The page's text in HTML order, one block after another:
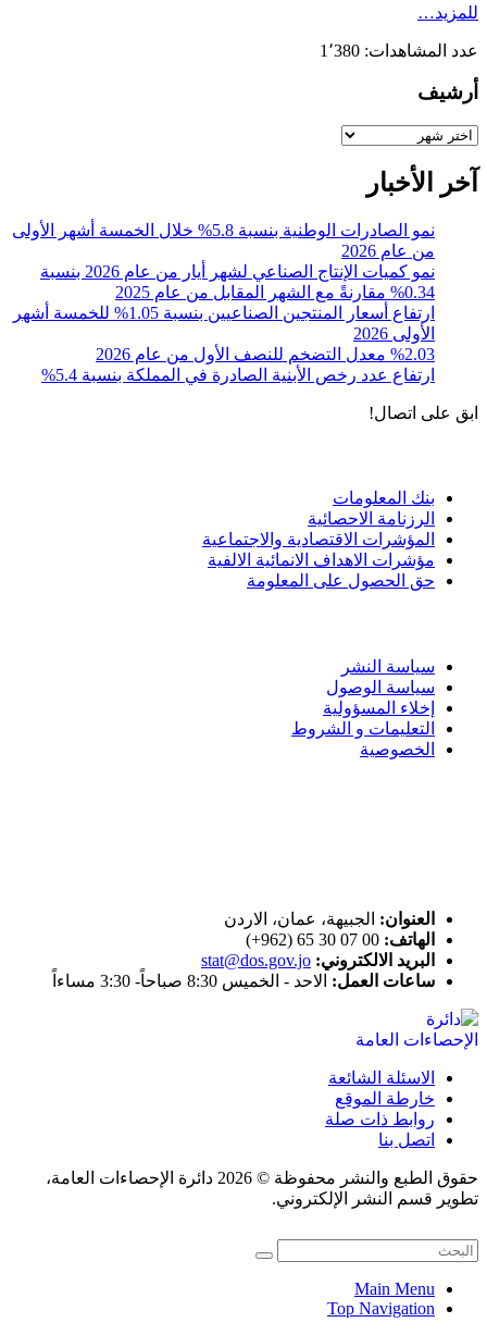
للمزيد…
عدد المشاهدات: 1٬380
أرشيف
أرشيف
آخر الأخبار
نمو الصادرات الوطنية بنسبة 5.8% خلال الخمسة أشهر الأولى
من عام 2026
نمو كميات الإنتاج الصناعي لشهر أيار من عام 2026 بنسبة
0.34% مقارنةً مع الشهر المقابل من عام 2025
ارتفاع أسعار المنتجين الصناعيين بنسبة 1.05% للخمسة أشهر
الأولى 2026
%2.03 معدل التضخم للنصف الأول من عام 2026
ارتفاع عدد رخص الأبنية الصادرة في المملكة بنسبة 5.4%
ابق على اتصال!
بنك المعلومات
الرزنامة الاحصائية
المؤشرات الاقتصادية والاجتماعية
مؤشرات الاهداف الانمائية الالفية
حق الحصول على المعلومة
سياسة النشر
سياسة الوصول
إخلاء المسؤولية
التعليمات و الشروط
الخصوصية
العنوان: الجبيهة، عمان، الاردن
الهاتف: 00 07 30 65 (962+)
البريد الالكتروني: stat@dos.gov.jo
ساعات العمل: الاحد - الخميس 8:30 صباحاً- 3:30 مساءاً
الاسئلة الشائعة
خارطة الموقع
روابط ذات صلة
اتصل بنا
حقوق الطبع والنشر محفوظة © 2026 دائرة الإحصاءات العامة،
تطوير قسم النشر الإلكتروني.
Main Menu
Top Navigation